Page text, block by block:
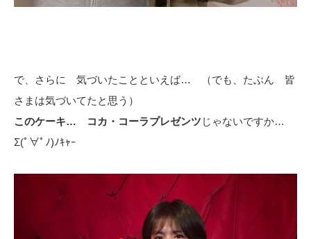
で、さらに 気づいたことといえば… （でも、たぶん 皆
さまは気づいてたと思う）
このケーキ… コカ・コーラプレゼンツ じゃないですか…
Σ(ﾟ∀ﾟﾉ)ﾉｷｬｰ